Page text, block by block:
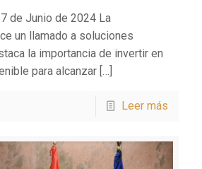
de Junio de 2024 La
un llamado a soluciones
la importancia de invertir en
para alcanzar […]
Leer más